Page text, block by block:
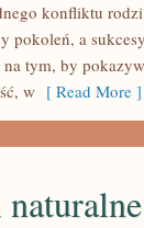
konfliktu
pokoleń, a
tym, by
w [ Read More ]